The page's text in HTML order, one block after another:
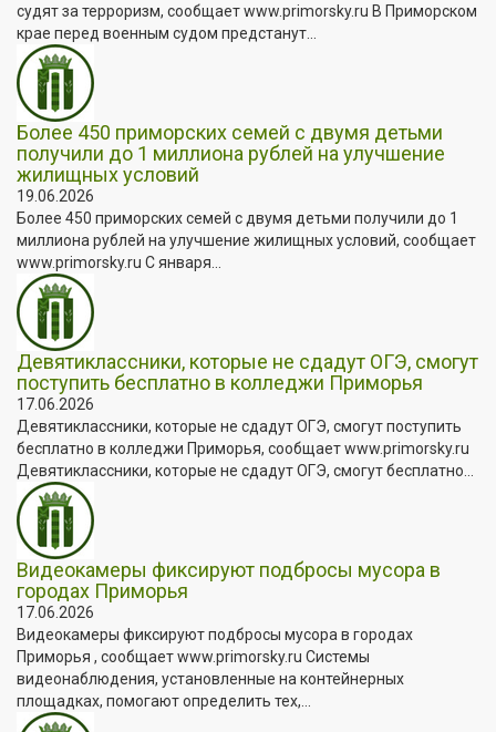
судят за терроризм, сообщает www.primorsky.ru В Приморском
крае перед военным судом предстанут...
Более 450 приморских семей с двумя детьми
получили до 1 миллиона рублей на улучшение
жилищных условий
19.06.2026
Более 450 приморских семей с двумя детьми получили до 1
миллиона рублей на улучшение жилищных условий, сообщает
www.primorsky.ru С января...
Девятиклассники, которые не сдадут ОГЭ, смогут
поступить бесплатно в колледжи Приморья
17.06.2026
Девятиклассники, которые не сдадут ОГЭ, смогут поступить
бесплатно в колледжи Приморья, сообщает www.primorsky.ru
Девятиклассники, которые не сдадут ОГЭ, смогут бесплатно...
Видеокамеры фиксируют подбросы мусора в
городах Приморья
17.06.2026
Видеокамеры фиксируют подбросы мусора в городах
Приморья , сообщает www.primorsky.ru Системы
видеонаблюдения, установленные на контейнерных
площадках, помогают определить тех,...